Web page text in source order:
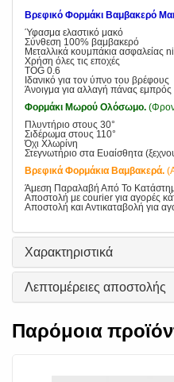
Βρεφικό Φορμάκι Βαμβακερό
Ύφασμα ελαστικό μακό
Σύνθεση 100% βαμβακερό
Μεταλλικά κουμπάκια ασφαλείας
Χρήση όλες τις εποχές
TOG 0.6
Ιδανικό για τον ύπνο του βρέφους
Άνοιγμα για αλλαγή πάνας εμπρός
Φορμάκι Μωρού Ολόσωμο.
Πλυντήριο στους 30°
Σιδέρωμα στους 110°
Όχι Χλωρίνη
Στεγνωτήριο στα Ευαίσθητα
Βρεφικά Φορμάκια Βαμβακερά.
Άμεση Παραλαβή Από Το
Αποστολή με courier για αγορές
Αποστολή και Αντικαταβολή για
Χαρακτηριστικά
Λεπτομέρειες αποστολής
Παρόμοια